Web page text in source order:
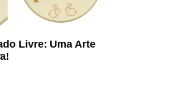
Livre: Uma Arte